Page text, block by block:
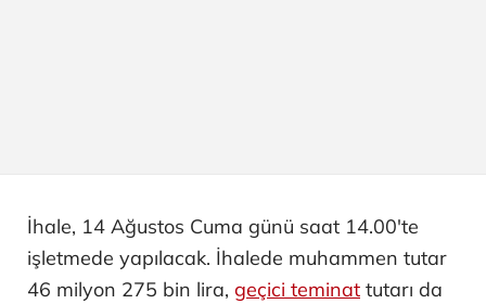
İhale, 14 Ağustos Cuma günü saat 14.00'te
işletmede yapılacak. İhalede muhammen tutar
46 milyon 275 bin lira, geçici teminat tutarı da